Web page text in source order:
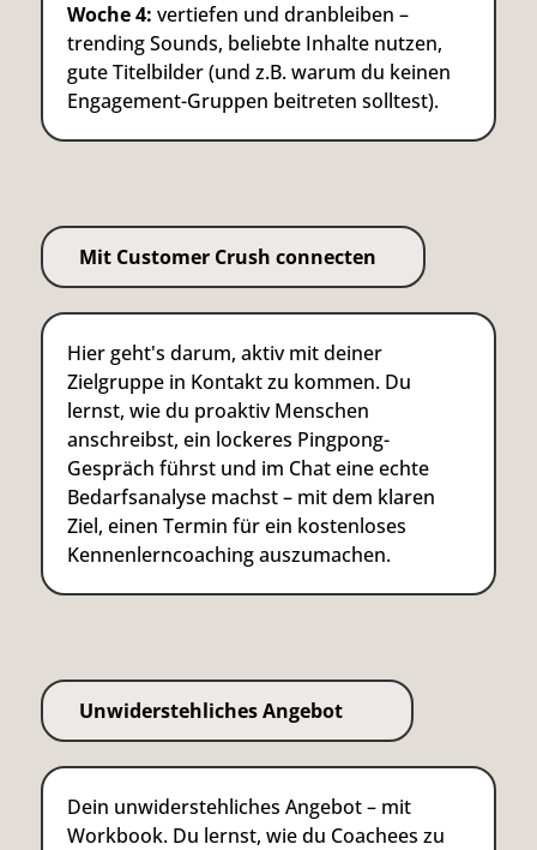
Woche 4: vertiefen und dranbleiben –
trending Sounds, beliebte Inhalte nutzen,
gute Titelbilder (und z.B. warum du keinen
Engagement-Gruppen beitreten solltest).
Mit Customer Crush connecten
Hier geht's darum, aktiv mit deiner
Zielgruppe in Kontakt zu kommen. Du
lernst, wie du proaktiv Menschen
anschreibst, ein lockeres Pingpong-
Gespräch führst und im Chat eine echte
Bedarfsanalyse machst – mit dem klaren
Ziel, einen Termin für ein kostenloses
Kennenlerncoaching auszumachen.
Unwiderstehliches Angebot
Dein unwiderstehliches Angebot – mit
Workbook. Du lernst, wie du Coachees zu